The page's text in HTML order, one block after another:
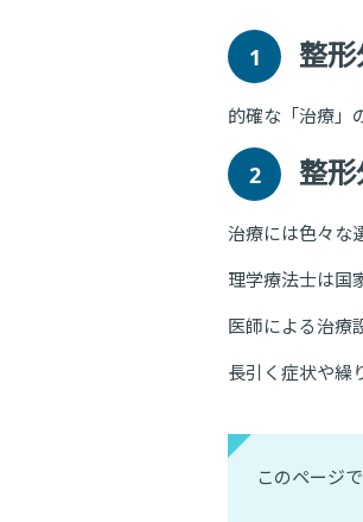
1 整
的確な「治療」
2 整
治療には色々な
理学療法士は国
医師による治療
長引く症状や繰
このページ